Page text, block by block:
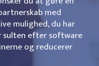
med
mulighed, du har
sulten efter software
og reducerer